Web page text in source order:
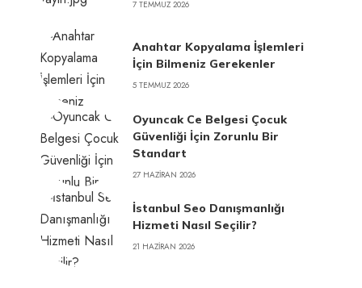
7 TEMMUZ 2026
Anahtar Kopyalama İşlemleri
İçin Bilmeniz Gerekenler
5 TEMMUZ 2026
Oyuncak Ce Belgesi Çocuk
Güvenliği İçin Zorunlu Bir
Standart
27 HAZIRAN 2026
İstanbul Seo Danışmanlığı
Hizmeti Nasıl Seçilir?
21 HAZIRAN 2026